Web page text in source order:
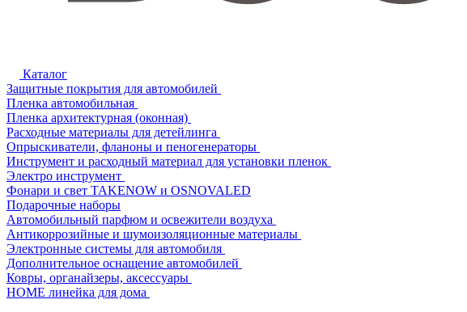
Каталог
Защитные покрытия для автомобилей
Пленка автомобильная
Пленка архитектурная (оконная)
Расходные материалы для детейлинга
Опрыскиватели, фланоны и пеногенераторы
Инструмент и расходный материал для установки пленок
Электро инструмент
Фонари и свет TAKENOW и OSNOVALED
Подарочные наборы
Автомобильный парфюм и освежители воздуха
Антикоррозийные и шумоизоляционные материалы
Электронные системы для автомобиля
Дополнительное оснащение автомобилей
Ковры, органайзеры, аксессуары
HOME линейка для дома